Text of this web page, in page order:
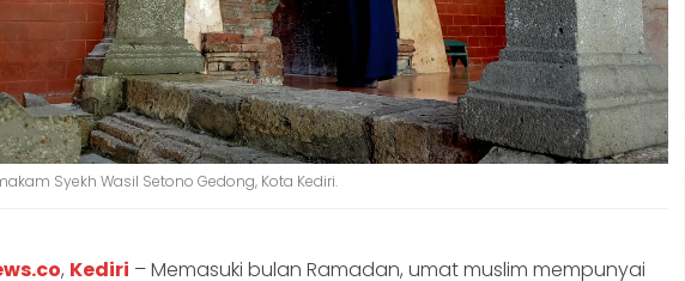
Syekh Wasil Setono Gedong, Kota Kediri.
, Kediri – Memasuki bulan Ramadan, umat muslim mempunyai